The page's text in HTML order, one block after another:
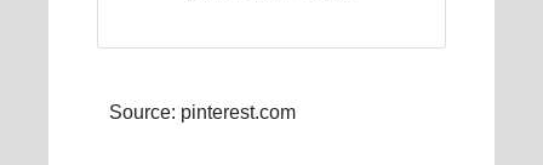
Source: pinterest.com